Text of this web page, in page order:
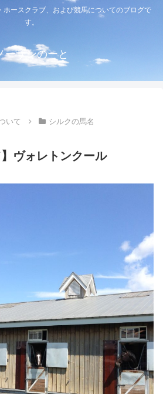
ホースクラブ、および競馬についてのブログで
す。
ーザンのーと
いて シルクの馬名
】ヴォレトンクール